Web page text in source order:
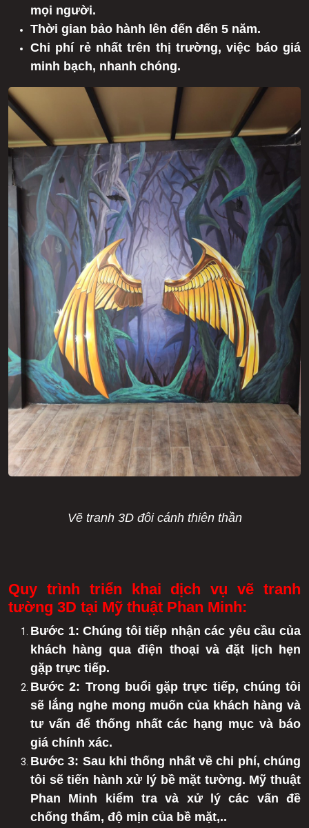
mọi người.
Thời gian bảo hành lên đến đến 5 năm.
Chi phí rẻ nhất trên thị trường, việc báo giá
minh bạch, nhanh chóng.
Vẽ tranh 3D đôi cánh thiên thần
Quy trình triển khai dịch vụ vẽ tranh
tường 3D tại Mỹ thuật Phan Minh:
Bước 1: Chúng tôi tiếp nhận các yêu cầu của
khách hàng qua điện thoại và đặt lịch hẹn
gặp trực tiếp.
Bước 2: Trong buổi gặp trực tiếp, chúng tôi
sẽ lắng nghe mong muốn của khách hàng và
tư vấn để thống nhất các hạng mục và báo
giá chính xác.
Bước 3: Sau khi thống nhất về chi phí, chúng
tôi sẽ tiến hành xử lý bề mặt tường. Mỹ thuật
Phan Minh kiểm tra và xử lý các vấn đề
chống thấm, độ mịn của bề mặt,..